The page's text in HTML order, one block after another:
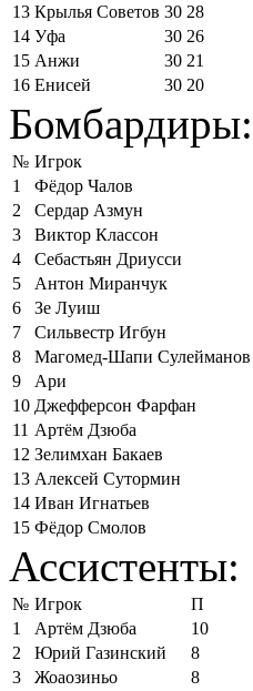
13 Крылья Советов 30 28
14 Уфа 30 26
15 Анжи 30 21
16 Енисей 30 20
Бомбардиры:
№ Игрок
1
Фёдор Чалов
2
Сердар Азмун
3
Виктор Классон
4
Себастьян Дриусси
5
Антон Миранчук
6
Зе Луиш
7
Сильвестр Игбун
8
Магомед-Шапи Сулейманов
9
Ари
10 Джефферсон Фарфан
11 Артём Дзюба
12 Зелимхан Бакаев
13 Алексей Сутормин
14 Иван Игнатьев
15 Фёдор Смолов
Ассистенты:
№ Игрок
П
1
Артём Дзюба
10
2
Юрий Газинский
8
3
Жоаозиньо 8